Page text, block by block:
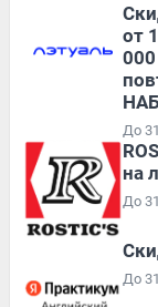
от
До
на
До
До